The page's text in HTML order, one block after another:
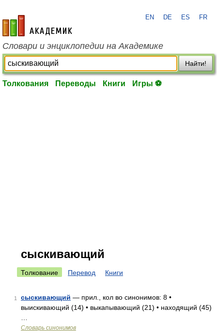
academic.ru
EN DE ES FR
Словари и энциклопедии на Академике
Найти!
Толкования Переводы Книги Игры ⚽
сыскивающий
Толкование Перевод Книги
1 сыскивающий — прил., кол во синонимов: 8 •
выискивающий (14) • выкапывающий (21) • находящий (45)
Словарь синонимов